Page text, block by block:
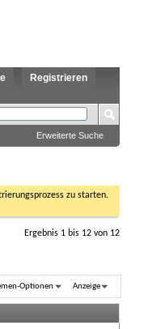
Registrieren
Erweiterte Suche
zu starten.
Ergebnis 1 bis 12 von 12
Optionen Anzeige